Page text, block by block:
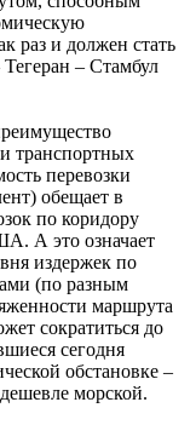
раз и должен стать
– Стамбул
транспортных
перевозки
обещает в
по коридору
А это означает
издержек по
(по разным
маршрута
сократиться до
сегодня
обстановке –
морской.